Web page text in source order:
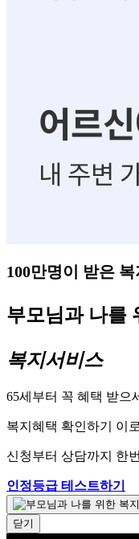
100만명이 받은
부모님과 나를
복지서비스
65세부터 꼭 혜택 받으
복지혜택 확인하기 이
신청부터 상담까지 한
인정등급 테스트하기
닫기